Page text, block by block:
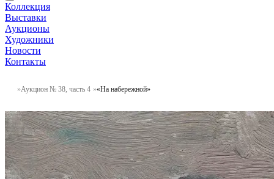
Коллекция
Выставки
Аукционы
Художники
Новости
Контакты
Аукцион № 38, часть 4 «На набережной»